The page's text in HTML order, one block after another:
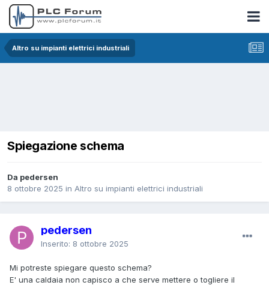
Altro su impianti elettrici industriali
Spiegazione schema
Da pedersen
8 ottobre 2025 in Altro su impianti elettrici industriali
pedersen
Inserito: 8 ottobre 2025
Mi potreste spiegare questo schema?
E' una caldaia non capisco a che serve mettere o togliere il